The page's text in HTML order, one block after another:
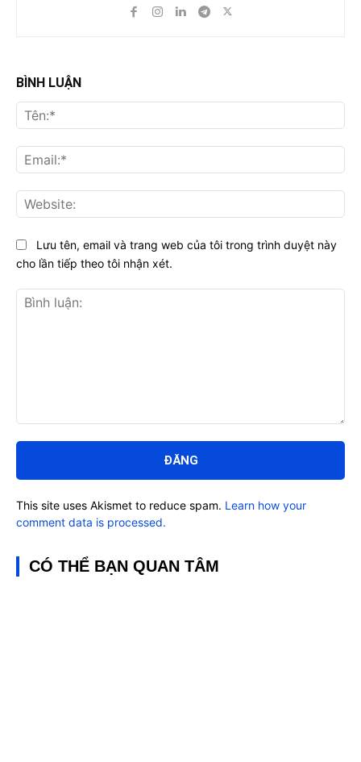
BÌNH LUẬN
luận:
Lưu tên, email và trang web của tôi trong trình duyệt này
cho lần tiếp theo tôi nhận xét.
This site uses Akismet to reduce spam. Learn how your
comment data is processed.
CÓ THỂ BẠN QUAN TÂM